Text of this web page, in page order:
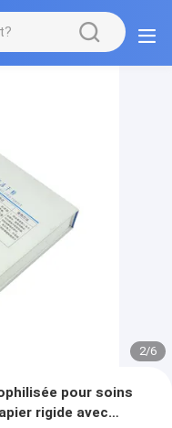
2/6
pour soins
rigide avec